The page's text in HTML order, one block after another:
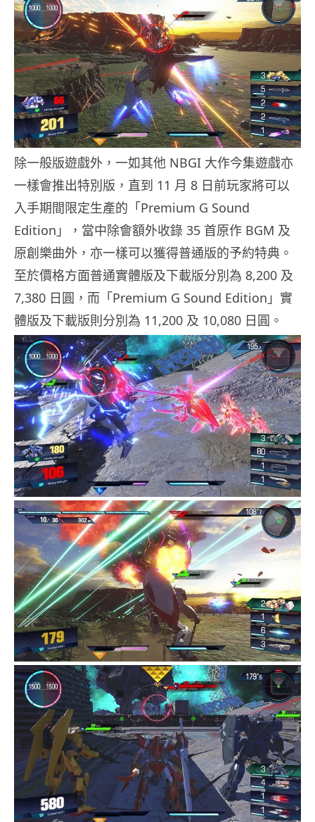
除一般版遊戲外，一如其他 NBGI 大作今集遊戲亦
一樣會推出特別版，直到 11 月 8 日前玩家將可以
入手期間限定生產的「Premium G Sound
Edition」，當中除會額外收錄 35 首原作 BGM 及
原創樂曲外，亦一樣可以獲得普通版的予約特典。
至於價格方面普通實體版及下載版分別為 8,200 及
7,380 日圓，而「Premium G Sound Edition」實
體版及下載版則分別為 11,200 及 10,080 日圓。